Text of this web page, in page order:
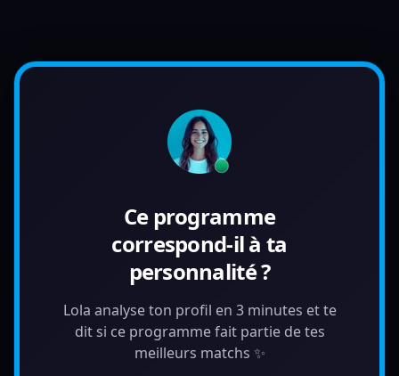
Ce programme
correspond-il à ta
personnalité ?
Lola analyse ton profil en 3 minutes et te
dit si ce programme fait partie de tes
meilleurs matchs ✨